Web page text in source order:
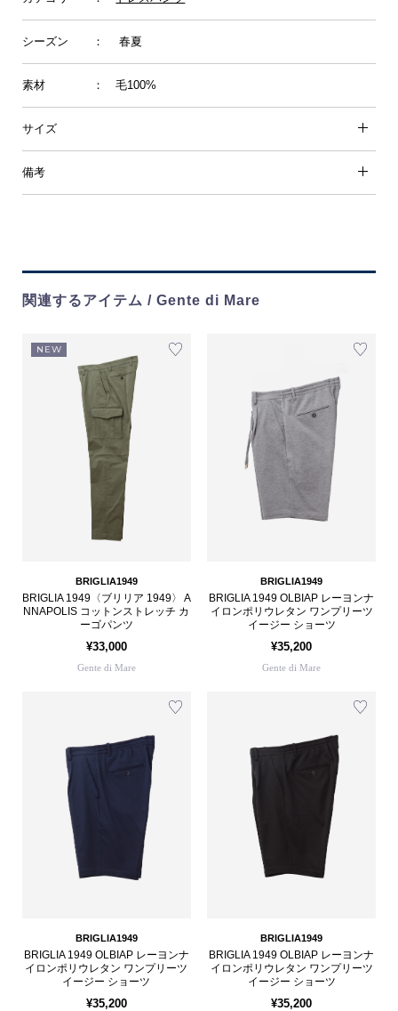
シーズン ： 春夏
素材 ： 毛100%
サイズ
備考
関連するアイテム / Gente di Mare
NEW
BRIGLIA1949
BRIGLIA 1949〈ブリリア 1949〉 A
NNAPOLIS コットンストレッチ カ
ーゴパンツ
¥33,000
Gente di Mare
BRIGLIA1949
BRIGLIA 1949 OLBIAP レーヨンナ
イロンポリウレタン ワンプリーツ
イージー ショーツ
¥35,200
Gente di Mare
BRIGLIA1949
BRIGLIA 1949 OLBIAP レーヨンナ
イロンポリウレタン ワンプリーツ
イージー ショーツ
¥35,200
BRIGLIA1949
BRIGLIA 1949 OLBIAP レーヨンナ
イロンポリウレタン ワンプリーツ
イージー ショーツ
¥35,200